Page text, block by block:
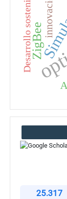
ZigBee
innovación
Desarrollo sostenible
25.317